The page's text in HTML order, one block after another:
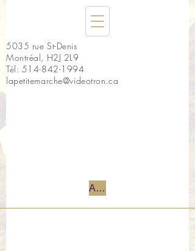
5035 rue St-Denis
Montréal, H2J 2L9
Tél: 514-842-1994
lapetitemarche@videotron.ca
Accueil